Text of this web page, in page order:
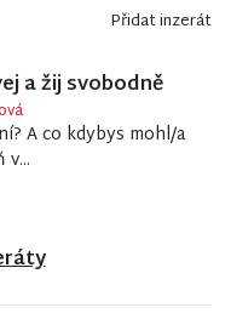
Přidat inzerát
a žij svobodně
A co kdybys mohl/a
v...